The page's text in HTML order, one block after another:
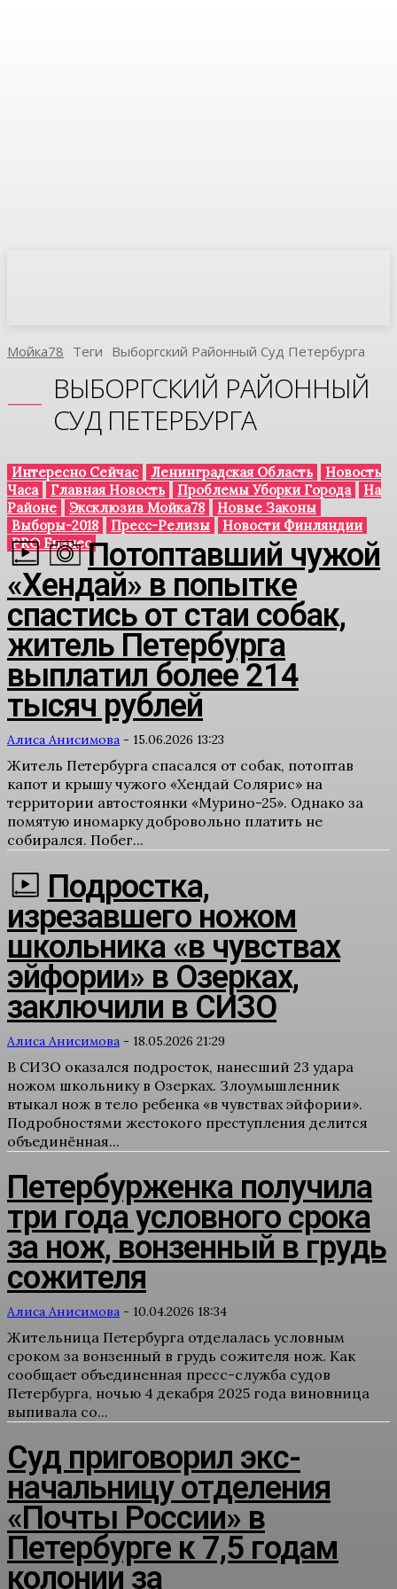
Мойка78 Теги Выборгский Районный Суд Петербурга
ВЫБОРГСКИЙ РАЙОННЫЙ
СУД ПЕТЕРБУРГА
Интересно Сейчас Ленинградская Область
Новость
Часа
Главная Новость Проблемы Уборки Города
На
Районе
Эксклюзив Мойка78
Новые Законы
Выборы-2018
Пресс-Релизы
Новости Финляндии
PRO БизнесПотоптавший чужой
«Хендай» в попытке
спастись от стаи собак,
житель Петербурга
выплатил более 214
тысяч рублей
Алиса Анисимова - 15.06.2026 13:23
Житель Петербурга спасался от собак, потоптав
капот и крышу чужого «Хендай Солярис» на
территории автостоянки «Мурино-25». Однако за
помятую иномарку добровольно платить не
собирался. Побег...
Подростка,
изрезавшего ножом
школьника «в чувствах
эйфории» в Озерках,
заключили в СИЗО
Алиса Анисимова - 18.05.2026 21:29
В СИЗО оказался подросток, нанесший 23 удара
ножом школьнику в Озерках. Злоумышленник
втыкал нож в тело ребенка «в чувствах эйфории».
Подробностями жестокого преступления делится
объединённая...
Петербурженка получила
три года условного срока
за нож, вонзенный в грудь
сожителя
Алиса Анисимова - 10.04.2026 18:34
Жительница Петербурга отделалась условным
сроком за вонзенный в грудь сожителя нож. Как
сообщает объединенная пресс-служба судов
Петербурга, ночью 4 декабря 2025 года виновница
выпивала со...
Суд приговорил экс-
начальницу отделения
«Почты России» в
Петербурге к 7,5 годам
колонии за